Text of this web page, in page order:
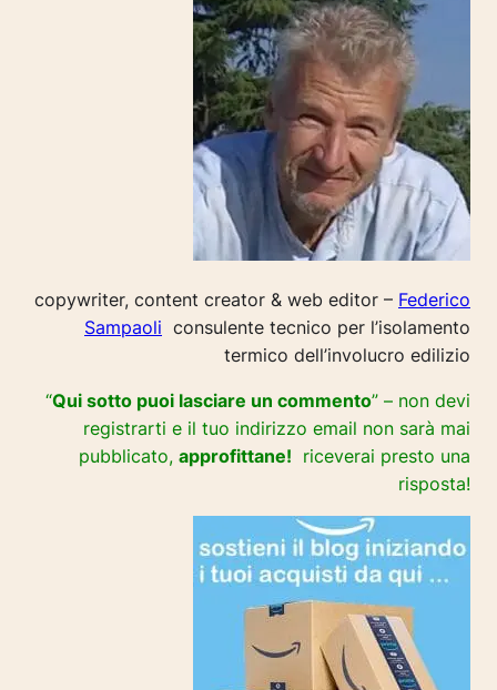
copywriter, content creator & web editor – Federico
Sampaoli consulente tecnico per l’isolamento
termico dell’involucro edilizio
“Qui sotto puoi lasciare un commento” – non devi
registrarti e il tuo indirizzo email non sarà mai
pubblicato, approfittane! riceverai presto una
risposta!